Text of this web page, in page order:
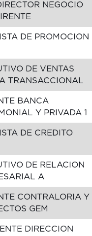
NEGOCIO
DE PROMOCION
DE VENTAS
TRANSACCIONAL
BANCA
Y PRIVADA 1
DE CREDITO
DE RELACION
A
CONTRALORIA Y
GEM
DIRECCION